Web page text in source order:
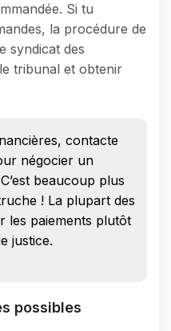
Si tu
la procédure de
syndicat des
tribunal et obtenir
contacte
négocier un
beaucoup plus
! La plupart des
les paiements plutôt
justice.
possibles